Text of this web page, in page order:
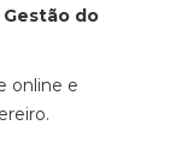
do
online e